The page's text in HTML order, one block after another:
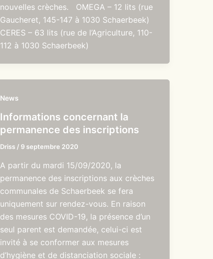
nouvelles crèches. OMEGA – 12 lits (rue
Gaucheret, 145-147 à 1030 Schaerbeek)
CERES – 63 lits (rue de l’Agriculture, 110-
112 à 1030 Schaerbeek)
News
Informations concernant la
permanence des inscriptions
Driss / 9 septembre 2020
A partir du mardi 15/09/2020, la
permanence des inscriptions aux crèches
communales de Schaerbeek se fera
uniquement sur rendez-vous. En raison
des mesures COVID-19, la présence d’un
seul parent est demandée, celui-ci est
invité à se conformer aux mesures
d’hygiène et de distanciation sociale :